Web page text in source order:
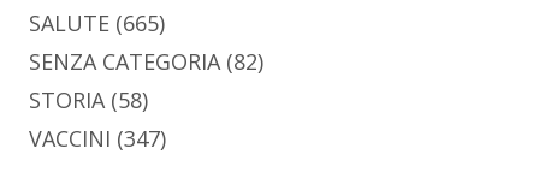
SALUTE (665)
SENZA CATEGORIA (82)
STORIA (58)
VACCINI (347)